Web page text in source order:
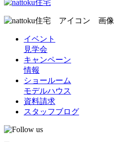
イベント
見学会
キャンペーン
情報
ショールーム
モデルハウス
資料請求
スタッフブログ